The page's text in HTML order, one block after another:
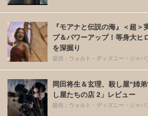
『モアナと伝説の海』＜超＞
プ＆パワーアップ！等身大ヒ
を深掘り
提供：ウォルト・ディズニー・ジャパ
岡田将生＆玄理、殺し屋“姉
し屋たちの店 2」レビュー
提供：ウォルト・ディズニー・ジャパ